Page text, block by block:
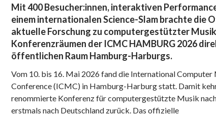
Mit 400 Besucher:innen, interaktiven
einem internationalen Science-Slam brachte die
aktuelle Forschung zu computergestützter
Konferenzräumen der ICMC HAMBURG 2026
öffentlichen Raum Hamburg-Harburgs.
Vom 10. bis 16. Mai 2026 fand die International Computer
Conference (ICMC) in Hamburg-Harburg statt. Damit
renommierte Konferenz für computergestützte Musik
erstmals nach Deutschland zurück. Das offizielle